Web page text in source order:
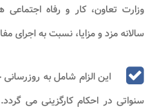
وزارت تعاون، کار و رفاه
سالانه مزد و مزایا، نسبت به اجرای
این الزام شامل به
سنواتی در احکام کارگزینی می‌